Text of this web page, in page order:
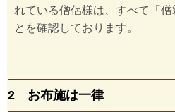
れている僧侶様は、すべて「
とを確認しております。
2 お布施は一律